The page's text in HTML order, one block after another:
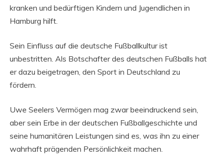
kranken und bedürftigen Kindern und Jugendlichen in
Hamburg hilft.
Sein Einfluss auf die deutsche Fußballkultur ist
unbestritten. Als Botschafter des deutschen Fußballs hat
er dazu beigetragen, den Sport in Deutschland zu
fördern.
Uwe Seelers Vermögen mag zwar beeindruckend sein,
aber sein Erbe in der deutschen Fußballgeschichte und
seine humanitären Leistungen sind es, was ihn zu einer
wahrhaft prägenden Persönlichkeit machen.